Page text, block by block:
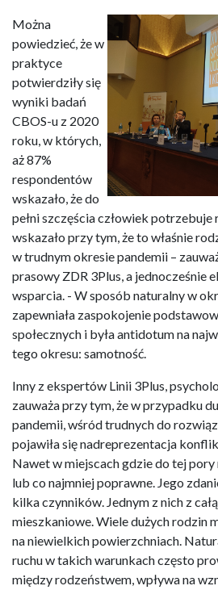
Można
powiedzieć, że w
praktyce
potwierdziły się
wyniki badań
CBOS-u z 2020
roku, w których,
aż 87%
respondentów
wskazało, że do
pełni szczęścia człowiek
wskazało przy tym, że to właśnie
w trudnym okresie pandemii –
prasowy ZDR 3Plus, a jednocześnie
wsparcia. - W sposób naturalny w
zapewniała zaspokojenie
społecznych i była antidotum na
tego okresu: samotność.
Inny z ekspertów Linii 3Plus,
zauważa przy tym, że w przypadku
pandemii, wśród trudnych do
pojawiła się nadreprezentacja
Nawet w miejscach gdzie do tej
lub co najmniej poprawne. Jego
kilka czynników. Jednym z nich z
mieszkaniowe. Wiele dużych rodzin
na niewielkich powierzchniach.
ruchu w takich warunkach często
między rodzeństwem, wpływa na